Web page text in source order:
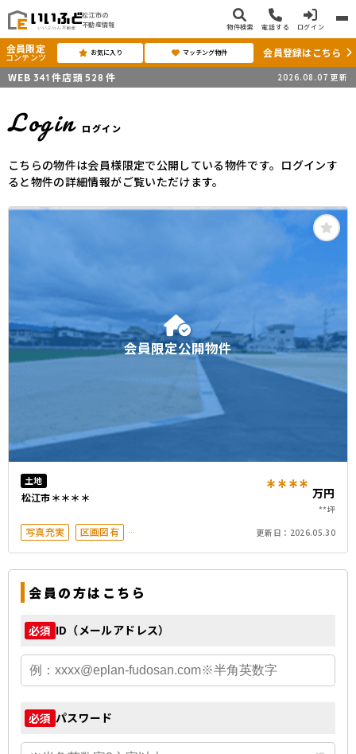
松江市の
不動産情報
物件検索 電話する ログイン
会員限定
コンテンツ お気に入り マッチング物件
会員登録はこちら
WEB 341 件店頭 528 件 2026.08.07 更新
Login ログイン
こちらの物件は会員様限定で公開している物件です。ログインす
ると物件の詳細情報がご覧いただけます。
会員限定公開物件
土地
松江市＊＊＊＊ **** 万円
**坪
写真充実
区画図有
更新日： 2026.05.30
会員の方はこちら
必須 ID（メールアドレス）
必須 パスワード